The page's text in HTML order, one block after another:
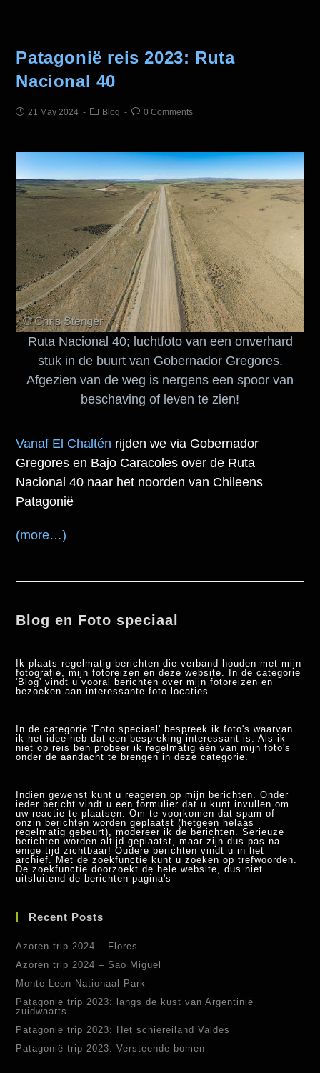
Patagonië reis 2023: Ruta
Nacional 40
21 May 2024 Blog 0 Comments
Ruta Nacional 40; luchtfoto van een onverhard
stuk in de buurt van Gobernador Gregores.
Afgezien van de weg is nergens een spoor van
beschaving of leven te zien!
Vanaf El Chaltén rijden we via Gobernador
Gregores en Bajo Caracoles over de Ruta
Nacional 40 naar het noorden van Chileens
Patagonië
(more…)
Blog en Foto speciaal
Ik plaats regelmatig berichten die verband houden met mijn
fotografie, mijn fotoreizen en deze website. In de categorie
'Blog' vindt u vooral berichten over mijn fotoreizen en
bezoeken aan interessante foto locaties.
In de categorie 'Foto speciaal' bespreek ik foto's waarvan
ik het idee heb dat een bespreking interessant is. Als ik
niet op reis ben probeer ik regelmatig één van mijn foto's
onder de aandacht te brengen in deze categorie.
Indien gewenst kunt u reageren op mijn berichten. Onder
ieder bericht vindt u een formulier dat u kunt invullen om
uw reactie te plaatsen. Om te voorkomen dat spam of
onzin berichten worden geplaatst (hetgeen helaas
regelmatig gebeurt), modereer ik de berichten. Serieuze
berichten worden altijd geplaatst, maar zijn dus pas na
enige tijd zichtbaar! Oudere berichten vindt u in het
archief. Met de zoekfunctie kunt u zoeken op trefwoorden.
De zoekfunctie doorzoekt de hele website, dus niet
uitsluitend de berichten pagina's
Recent Posts
Azoren trip 2024 – Flores
Azoren trip 2024 – Sao Miguel
Monte Leon Nationaal Park
Patagonie trip 2023: langs de kust van Argentinië
zuidwaarts
Patagonië trip 2023: Het schiereiland Valdes
Patagonië trip 2023: Versteende bomen